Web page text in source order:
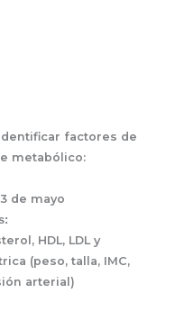
factores de
metabólico:
de mayo
HDL, LDL y
(peso, talla, IMC,
arterial)